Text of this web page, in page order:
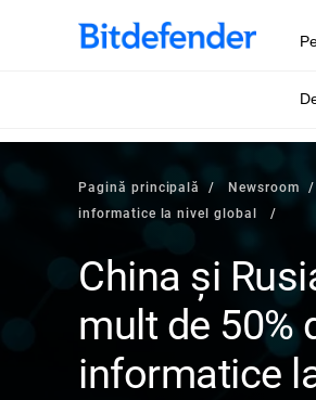
Pagină principală Newsroom
informatice la nivel global
China şi
mult de 50%
informatice